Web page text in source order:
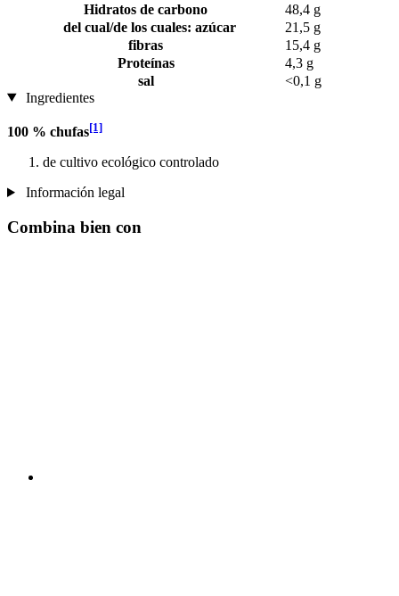
Hidratos de carbono
48,4 g
del cual/de los cuales: azúcar
21,5 g
fibras
15,4 g
Proteínas
4,3 g
sal
<0,1 g
Ingredientes
100 % chufas[1]
de cultivo ecológico controlado
Información legal
Combina bien con